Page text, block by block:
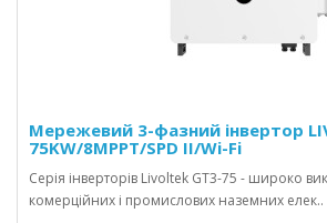
Мережевий 3-фазний інвертор
75KW/8MPPT/SPD II/Wi-Fi
Серія інверторів Livoltek GT3-75 - широко
комерційних і промислових наземних елек..